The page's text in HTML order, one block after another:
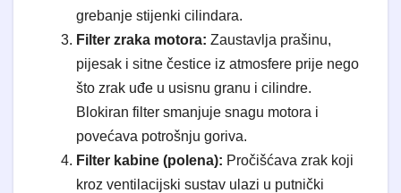
grebanje stijenki cilindara.
Filter zraka motora: Zaustavlja prašinu,
pijesak i sitne čestice iz atmosfere prije nego
što zrak uđe u usisnu granu i cilindre.
Blokiran filter smanjuje snagu motora i
povećava potrošnju goriva.
Filter kabine (polena): Pročišćava zrak koji
kroz ventilacijski sustav ulazi u putnički